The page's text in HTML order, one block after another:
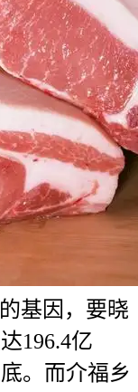
基因，要晓
196.4亿
。而介福乡